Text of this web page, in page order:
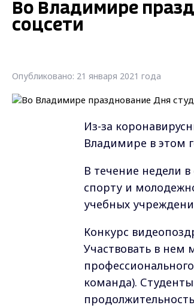
Во Владимире
соцсети
Опубликовано: 21 января 2021 года
Из-за
Владимире в этом
В течение недели в
спорту и
учебных
Конкурс
Участвовать в нем
команда).